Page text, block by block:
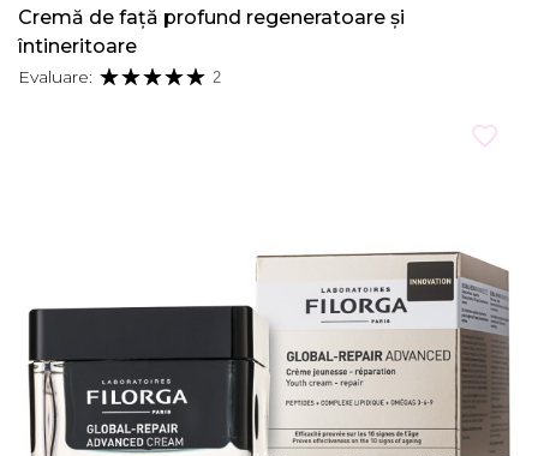
Cremă de față profund regeneratoare și
întineritoare
Evaluare: 2